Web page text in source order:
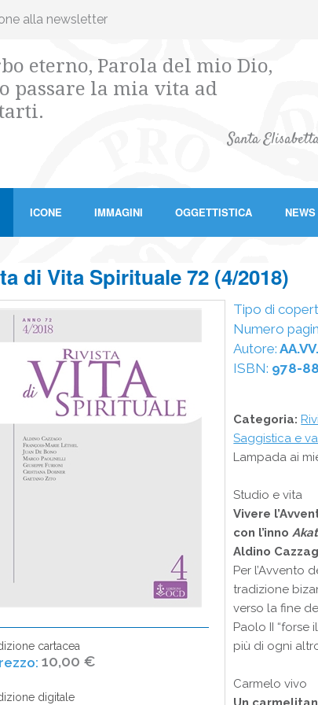
alla newsletter
eterno, Parola del mio Dio,
passare la mia vita ad
Santa
ICONE IMMAGINI OGGETTISTICA NEWS
di Vita Spirituale 72 (4/2018)
cartacea
10,00 €
digitale
Tipo di
Numero
Autore: AA.VV.
ISBN: 978-
Categoria:
Saggistica e
Lampada ai
Studio e vita
Vivere
con l’inno
Aldino
Per l’Avvento
tradizione
verso la fine
Paolo II “forse
più di ogni
Carmelo vivo